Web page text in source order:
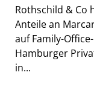
Rothschild & Co
Anteile an
auf Family-
Hamburger
in...